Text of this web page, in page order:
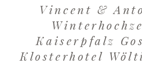
HOME
PORTFOLIO
Vincent &
Kaiserpfalz
Klosterhotel